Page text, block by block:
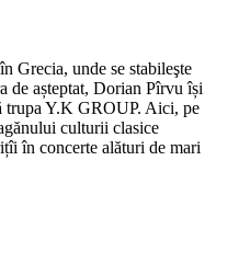
Grecia, unde se stabileşte
de așteptat, Dorian Pîrvu își
trupa Y.K GROUP. Aici, pe
culturii clasice
în concerte alături de mari